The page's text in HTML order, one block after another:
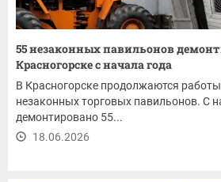
55 незаконных павильонов
Красногорске с начала года
В Красногорске продолжаются
незаконных торговых павильонов. С
демонтировано 55...
18.06.2026